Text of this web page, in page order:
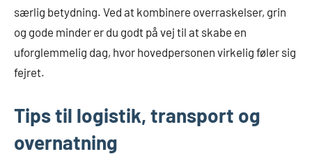
særlig betydning. Ved at kombinere overraskelser, grin
og gode minder er du godt på vej til at skabe en
uforglemmelig dag, hvor hovedpersonen virkelig føler sig
fejret.
Tips til logistik, transport og
overnatning